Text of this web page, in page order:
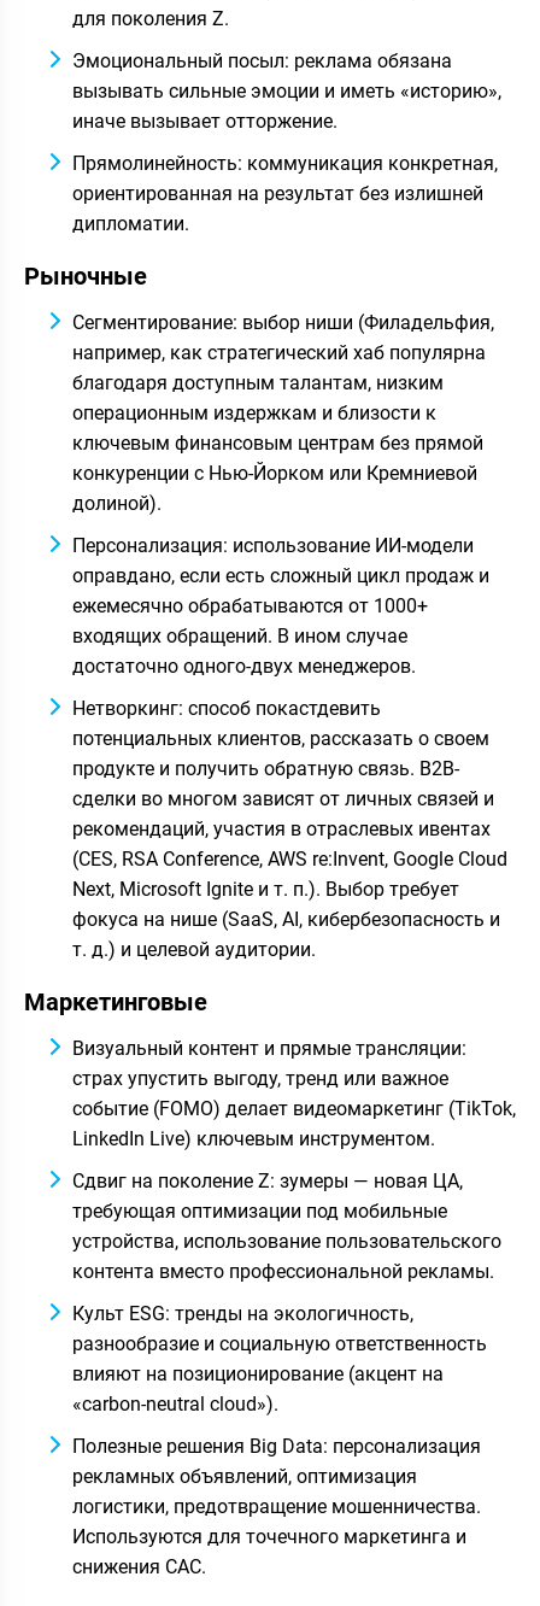
для поколения Z.
Эмоциональный посыл: реклама обязана
вызывать сильные эмоции и иметь «историю»,
иначе вызывает отторжение.
Прямолинейность: коммуникация конкретная,
ориентированная на результат без излишней
дипломатии.
Рыночные
Сегментирование: выбор ниши (Филадельфия,
например, как стратегический хаб популярна
благодаря доступным талантам, низким
операционным издержкам и близости к
ключевым финансовым центрам без прямой
конкуренции с Нью-Йорком или Кремниевой
долиной).
Персонализация: использование ИИ-модели
оправдано, если есть сложный цикл продаж и
ежемесячно обрабатываются от 1000+
входящих обращений. В ином случае
достаточно одного-двух менеджеров.
Нетворкинг: способ покастдевить
потенциальных клиентов, рассказать о своем
продукте и получить обратную связь. B2B-
сделки во многом зависят от личных связей и
рекомендаций, участия в отраслевых ивентах
(CES, RSA Conference, AWS re:Invent, Google Cloud
Next, Microsoft Ignite и т. п.). Выбор требует
фокуса на нише (SaaS, AI, кибербезопасность и
т. д.) и целевой аудитории.
Маркетинговые
Визуальный контент и прямые трансляции:
страх упустить выгоду, тренд или важное
событие (FOMO) делает видеомаркетинг (TikTok,
LinkedIn Live) ключевым инструментом.
Сдвиг на поколение Z: зумеры — новая ЦА,
требующая оптимизации под мобильные
устройства, использование пользовательского
контента вместо профессиональной рекламы.
Культ ESG: тренды на экологичность,
разнообразие и социальную ответственность
влияют на позиционирование (акцент на
«carbon-neutral cloud»).
Полезные решения Big Data: персонализация
рекламных объявлений, оптимизация
логистики, предотвращение мошенничества.
Используются для точечного маркетинга и
снижения CAC.